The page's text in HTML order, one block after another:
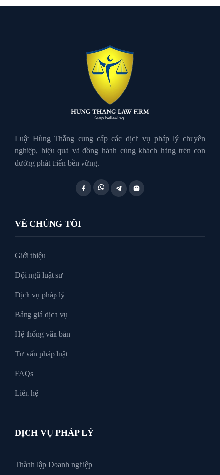
Luật Giao Thông
Luật Hành Chính
Luật Hôn Nhân Gia Đình
Xin tại ngoại
Luật Hùng Thắng cung cấp các dịch vụ pháp lý chuyên
nghiệp, hiệu quả và đồng hành cùng khách hàng trên con
đường phát triển bền vững.
VỀ CHÚNG TÔI
Giới thiệu
Đội ngũ luật sư
Dịch vụ pháp lý
Bảng giá dịch vụ
Hệ thống văn bản
Tư vấn pháp luật
FAQs
Liên hệ
DỊCH VỤ PHÁP LÝ
Thành lập Doanh nghiệp